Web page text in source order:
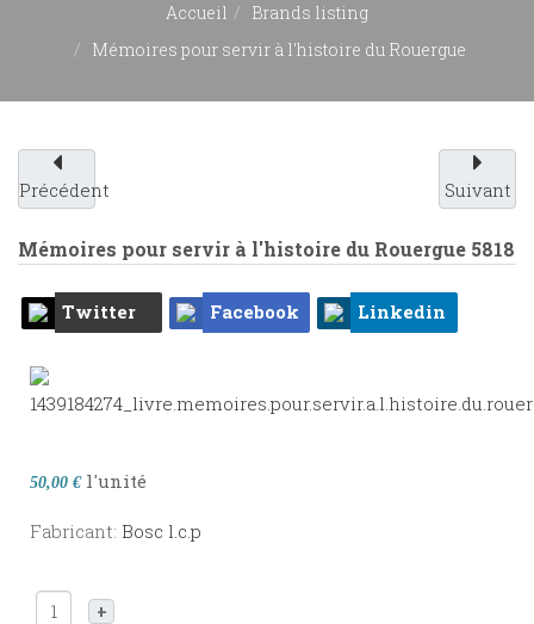
Accueil
Brands listing
Mémoires pour servir à l'histoire du Rouergue
Précédent Suivant
Mémoires pour servir à l'histoire du Rouergue 5818
Twitter Facebook Linkedin
50,00 € l'unité
Fabricant: Bosc l.c.p
+